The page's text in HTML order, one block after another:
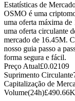
Copiar Trading
Junte-se aos
Estatísticas de
OSMO é uma
uma oferta máxima
uma oferta circulante
mercado de 16.45M.
nosso guia passo a
forma segura e fácil.
Preço Atual£0.02109
Suprimento Circulante
Capitalização de
Volume(24h)£490.66K